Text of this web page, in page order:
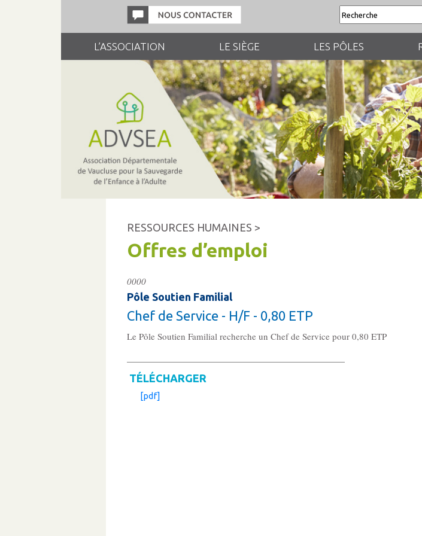
L’ASSOCIATION LE SIÈGE LES PÔLES
RESSOURCES HUMAINES >
Offres d’emploi
0000
Pôle Soutien Familial
Chef de Service - H/F - 0,80 ETP
Le Pôle Soutien Familial recherche un Chef de Service pour 0,80 ETP
TÉLÉCHARGER
[pdf]